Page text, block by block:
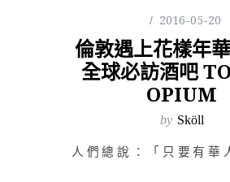
2016-05-20
倫敦遇上花樣年
全球必訪酒吧
OPIUM
by Sköll